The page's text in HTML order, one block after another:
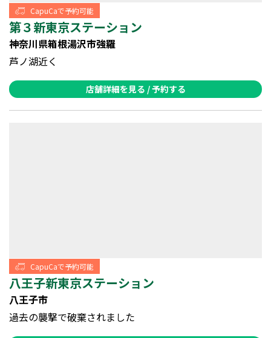
CapuCaで予約可能
第３新東京ステーション
神奈川県箱根湯沢市強羅
芦ノ湖近く
店舗詳細を見る / 予約する
CapuCaで予約可能
八王子新東京ステーション
八王子市
過去の襲撃で破棄されました